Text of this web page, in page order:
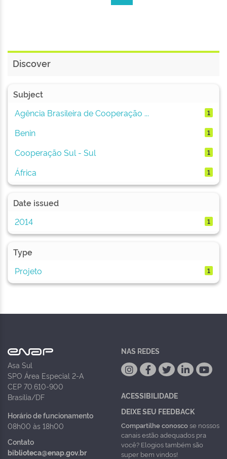
Discover
Subject
Agência Brasileira de Cooperação ...
1
Benin 1
Cooperação Sul - Sul 1
África 1
Date issued
2014
1
Type
Projeto
1
Asa Sul
SPO Área Especial 2-A
CEP 70.610-900
Brasília/DF
Horário de funcionamento
08h00 às 18h00
Contato
biblioteca@enap.gov.br
NAS REDES
ACESSIBILIDADE
DEIXE SEU FEEDBACK
Compartilhe conoscose nossos
canais estão adequados pra
você? Elogios também são
super bem vindos!